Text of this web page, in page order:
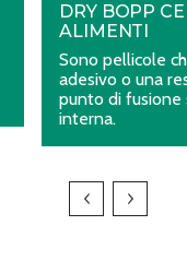
DRY BOPP
ALIMENTI
Sono pellicole
adesivo o una
punto di fusione
interna.